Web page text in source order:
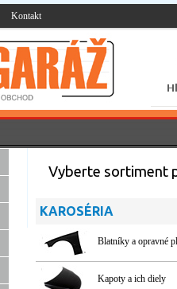
Kontakt
Vyberte sortiment
KAROSÉRIA
Blatníky a opravné
Kapoty a ich diely